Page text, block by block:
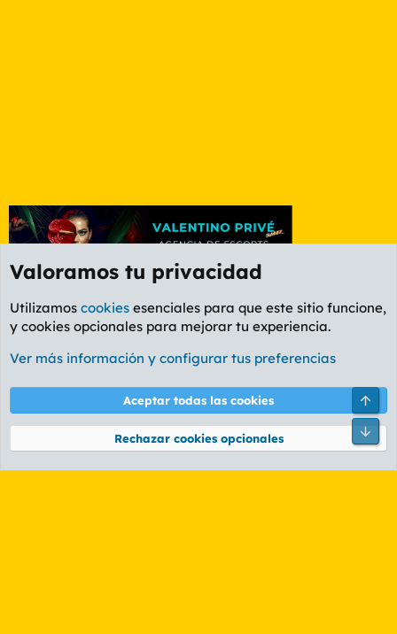
Etiquetas
Cookies
PL OLDSTYLE AMARILLO
Términos y reglas Política de privacidad Ayuda
Community platform by XenForo® © 2010-2026 XenForo Ltd.
Valoramos tu privacidad
Utilizamos cookies esenciales para que este sitio funcione,
y cookies opcionales para mejorar tu experiencia.
Ver más información y configurar tus preferencias
Aceptar todas las cookies
Rechazar cookies opcionales
Pie